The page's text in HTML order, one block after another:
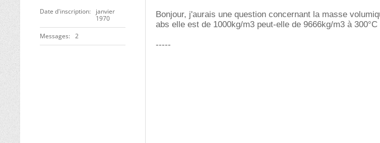
Date d'inscription
janvier
1970
Messages 2
Bonjour, j'aurais une question concernant la masse
abs elle est de 1000kg/m3 peut-elle de 9666kg/m3 à
-----